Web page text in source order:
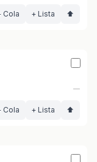
Cola + Lista ⬆
—
Cola + Lista ⬆